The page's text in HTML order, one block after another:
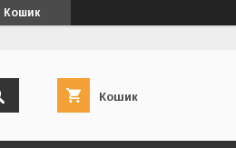
Кошик
Кошик